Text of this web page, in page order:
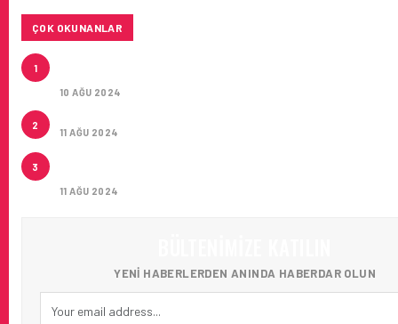
ÇOK OKUNANLAR
1
10 AĞU 2024
2
11 AĞU 2024
3
11 AĞU 2024
YENI HABERLERDEN ANINDA HABERDAR OLUN